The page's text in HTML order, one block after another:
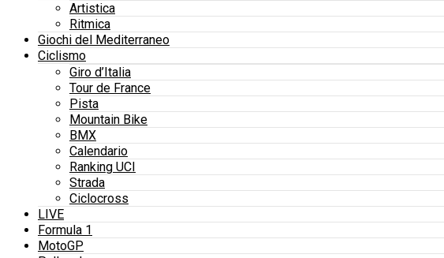
Artistica
Ritmica
Giochi del Mediterraneo
Ciclismo
Giro d’Italia
Tour de France
Pista
Mountain Bike
BMX
Calendario
Ranking UCI
Strada
Ciclocross
LIVE
Formula 1
MotoGP